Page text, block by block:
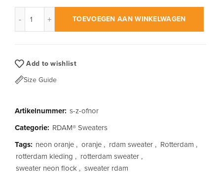
TOEVOEGEN AAN WINKELWAGEN
Add to wishlist
Size Guide
Artikelnummer: s-z-ofnor
Categorie: RDAM® Sweaters
Tags: neon oranje , oranje , rdam sweater , Rotterdam ,
rotterdam kleding , rotterdam sweater ,
sweater neon flock , sweater rdam